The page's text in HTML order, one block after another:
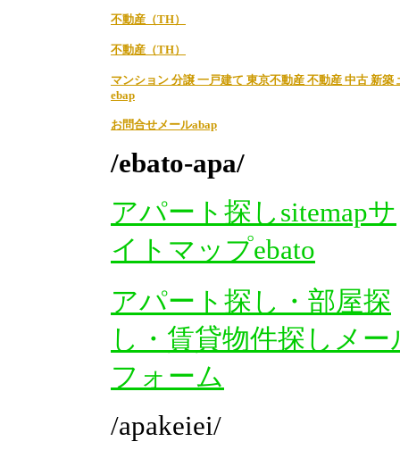
不動産（TH）
不動産（TH）
マンション 分譲 一戸建て 東京不動産 不動産 中古 新築
ebap
お問合せメールabap
/ebato-apa/
アパート探しsitemapサ
イトマップebato
アパート探し・部屋探
し・賃貸物件探しメー
フォーム
/apakeiei/